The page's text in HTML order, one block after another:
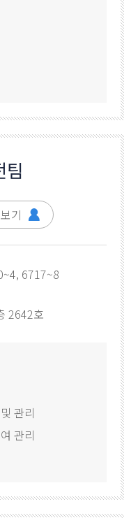
팀
기
6717~8
2642호
관리
관리